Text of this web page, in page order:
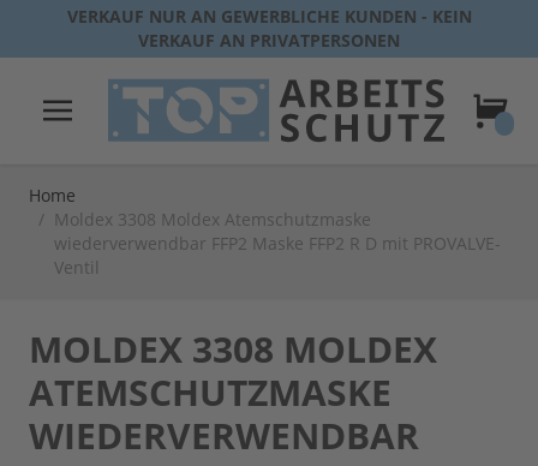
Direkt zum Inhalt
VERKAUF NUR AN GEWERBLICHE KUNDEN - KEIN
VERKAUF AN PRIVATPERSONEN
Home
/ Moldex 3308 Moldex Atemschutzmaske
wiederverwendbar FFP2 Maske FFP2 R D mit PROVALVE-
Ventil
MOLDEX 3308 MOLDEX
ATEMSCHUTZMASKE
WIEDERVERWENDBAR